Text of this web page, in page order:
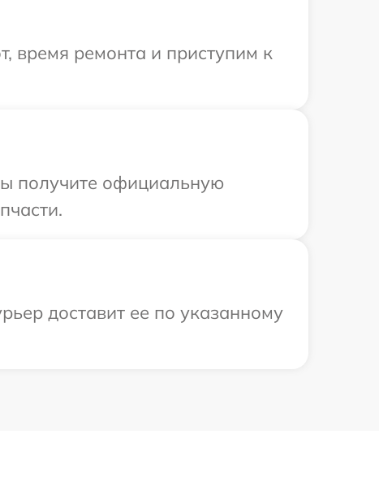
время ремонта и приступим к
получите официальную
доставит ее по указанному